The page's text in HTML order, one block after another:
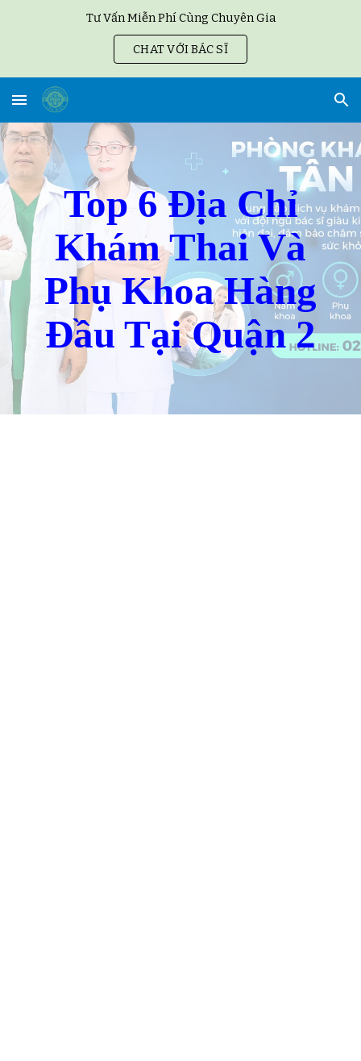
Tư Vấn Miễn Phí Cùng Chuyên Gia
CHAT VỚI BÁC SĨ
Top 6 Địa Chỉ
Khám Thai Và
Phụ Khoa Hàng
Đầu Tại Quận 2